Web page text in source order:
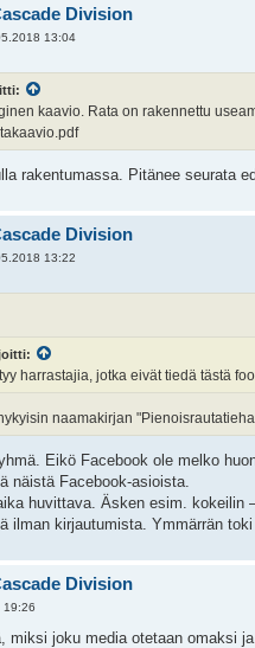
Division
13:04
kaavio. Rata on rakennettu
rakentumassa. Pitänee seurata
Division
13:22
harrastajia, jotka eivät tiedä tästä
naamakirjan
Eikö Facebook ole melko
näistä Facebook-asioista.
huvittava. Äsken esim.
ilman kirjautumista. Ymmärrän
Division
19:26
miksi joku media otetaan omaksi